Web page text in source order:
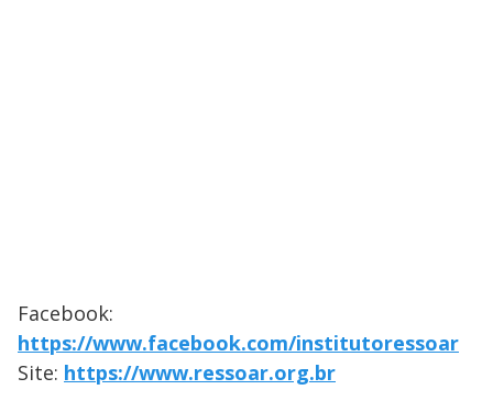
Facebook:
https://www.facebook.com/institutoressoar
Site: https://www.ressoar.org.br